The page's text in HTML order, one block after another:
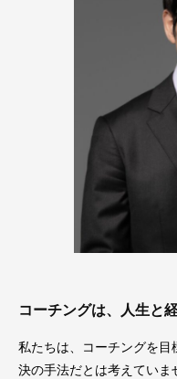
コーチングは、人生と
私たちは、コーチングを
決の手法だとは考えていま